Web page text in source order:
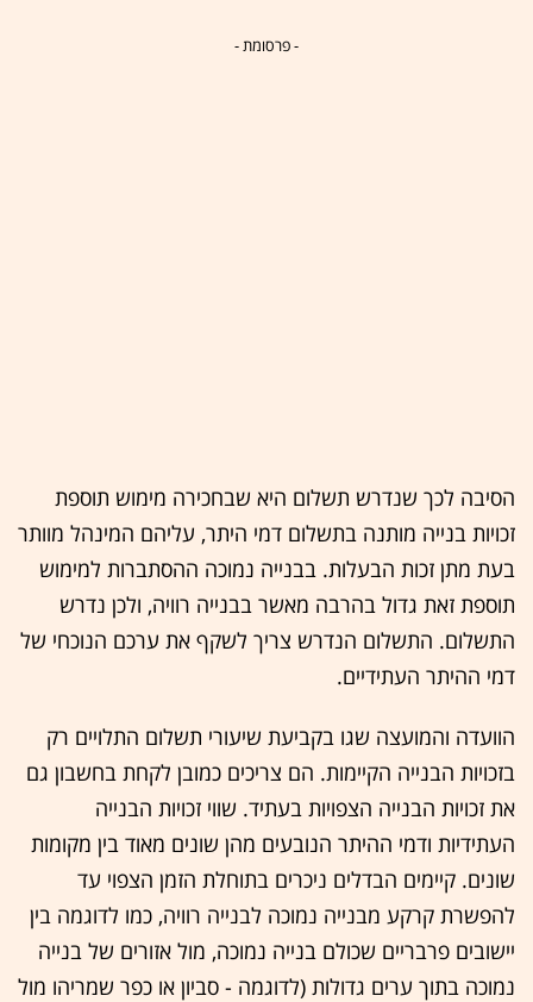
- פרסומת -
הסיבה לכך שנדרש תשלום היא שבחכירה מימוש תוספת
זכויות בנייה מותנה בתשלום דמי היתר, עליהם המינהל מוותר
בעת מתן זכות הבעלות. בבנייה נמוכה ההסתברות למימוש
תוספת זאת גדול בהרבה מאשר בבנייה רוויה, ולכן נדרש
התשלום. התשלום הנדרש צריך לשקף את ערכם הנוכחי של
דמי ההיתר העתידיים.
הוועדה והמועצה שגו בקביעת שיעורי תשלום התלויים רק
בזכויות הבנייה הקיימות. הם צריכים כמובן לקחת בחשבון גם
את זכויות הבנייה הצפויות בעתיד. שווי זכויות הבנייה
העתידיות ודמי ההיתר הנובעים מהן שונים מאוד בין מקומות
שונים. קיימים הבדלים ניכרים בתוחלת הזמן הצפוי עד
להפשרת קרקע מבנייה נמוכה לבנייה רוויה, כמו לדוגמה בין
יישובים פרבריים שכולם בנייה נמוכה, מול אזורים של בנייה
נמוכה בתוך ערים גדולות (לדוגמה - סביון או כפר שמריהו מול